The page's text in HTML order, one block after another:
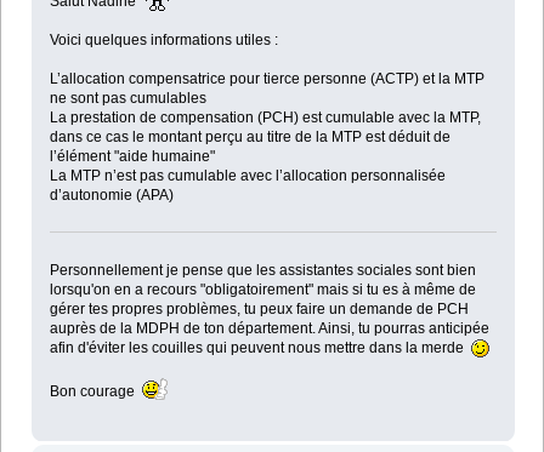
Voici quelques informations utiles :
L’allocation compensatrice pour tierce personne (ACTP) et la MTP
ne sont pas cumulables
La prestation de compensation (PCH) est cumulable avec la MTP,
dans ce cas le montant perçu au titre de la MTP est déduit de
l’élément "aide humaine"
La MTP n’est pas cumulable avec l’allocation personnalisée
d’autonomie (APA)
Personnellement je pense que les assistantes sociales sont bien
lorsqu'on en a recours "obligatoirement" mais si tu es à même de
gérer tes propres problèmes, tu peux faire un demande de PCH
auprès de la MDPH de ton département. Ainsi, tu pourras anticipée
afin d'éviter les couilles qui peuvent nous mettre dans la merde
Bon courage